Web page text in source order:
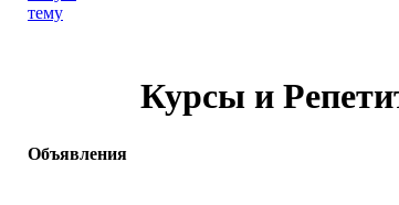
Курсы и
Объявления